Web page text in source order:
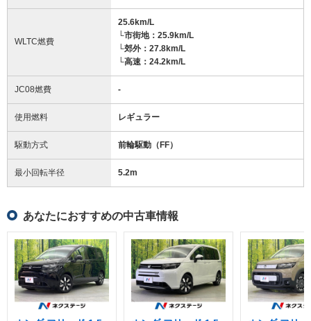
WLTC燃費
25.6km/L
└市街地：25.9km/L
└郊外：27.8km/L
└高速：24.2km/L
JC08燃費 -
使用燃料 レギュラー
駆動方式 前輪駆動（FF）
最小回転半径 5.2m
あなたにおすすめの中古車情報